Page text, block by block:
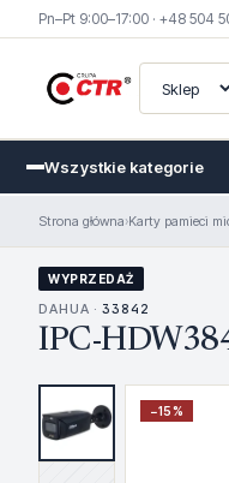
Pn–Pt 9:00–17:00 · +48 504
Wszystkie kategorie
Strona główna›Karty pamieci
WYPRZEDAŻ
DAHUA · 33842
IPC-
−15%